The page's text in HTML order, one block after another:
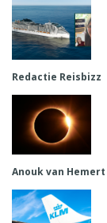
Redactie Reisbizz
Anouk van Hemert